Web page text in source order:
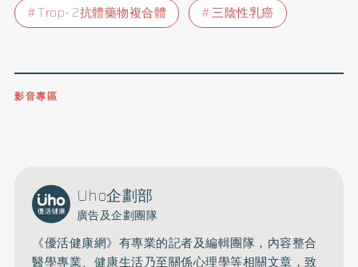
Trop- 2抗體藥物複合體
三陰性乳癌
影音專區
Uho企劃部
廣告及企劃團隊
《優活健康網》有專業的記者及編輯團隊，內容整合
醫學專業、健康生活乃至關係心理學等相關文章，致